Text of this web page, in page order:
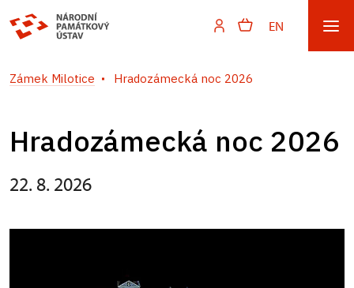
EN
Zámek Milotice Hradozámecká noc 2026
Hradozámecká noc 2026
22. 8. 2026